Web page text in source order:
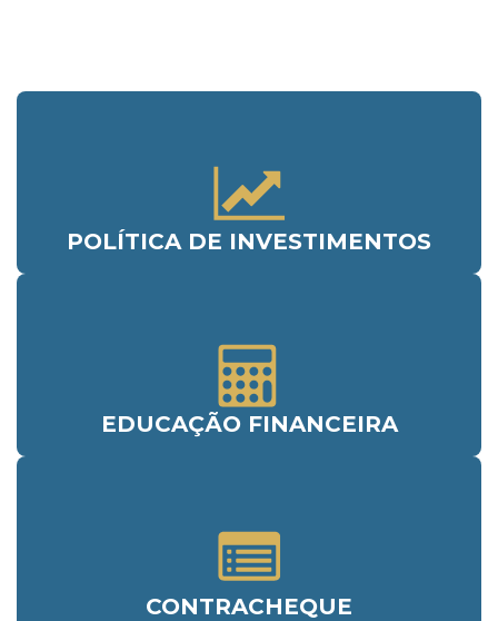
POLÍTICA DE INVESTIMENTOS
EDUCAÇÃO FINANCEIRA
CONTRACHEQUE